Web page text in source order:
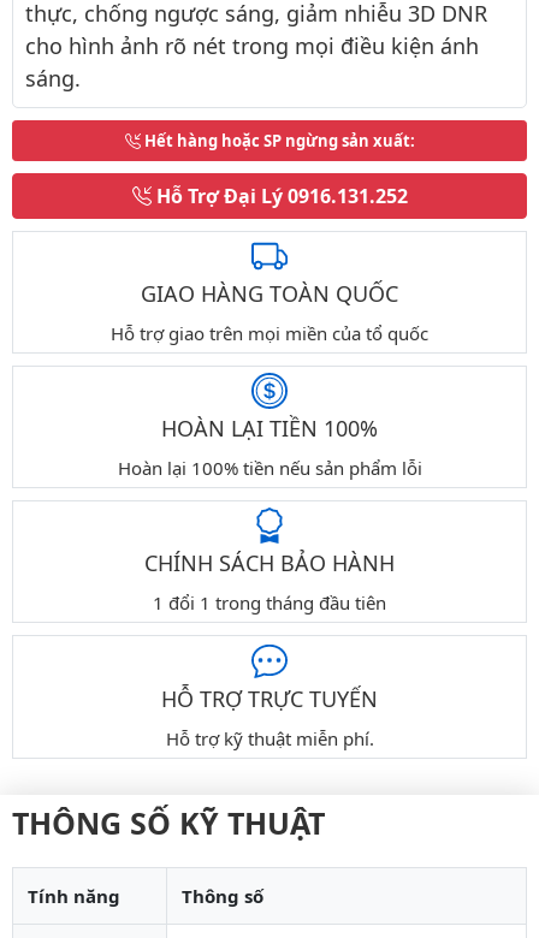
thực, chống ngược sáng, giảm nhiễu 3D DNR
cho hình ảnh rõ nét trong mọi điều kiện ánh
sáng.
Hết hàng hoặc SP ngừng sản xuất:
Hỗ Trợ Đại Lý0916.131.252
GIAO HÀNG TOÀN QUỐC
Hỗ trợ giao trên mọi miền của tổ quốc
HOÀN LẠI TIỀN 100%
Hoàn lại 100% tiền nếu sản phẩm lỗi
CHÍNH SÁCH BẢO HÀNH
1 đổi 1 trong tháng đầu tiên
HỖ TRỢ TRỰC TUYẾN
Hỗ trợ kỹ thuật miễn phí.
THÔNG SỐ KỸ THUẬT
Tính năng Thông số